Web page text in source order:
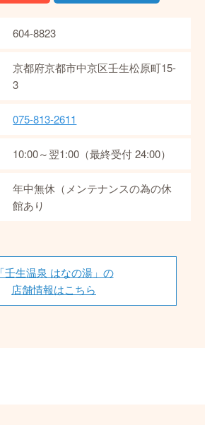
604-8823
京都府京都市中京区壬生松原町15-
3
075-813-2611
10:00～翌1:00（最終受付 24:00）
年中無休（メンテナンスの為の休
館あり
「壬生温泉 はなの湯」の
店舗情報はこちら